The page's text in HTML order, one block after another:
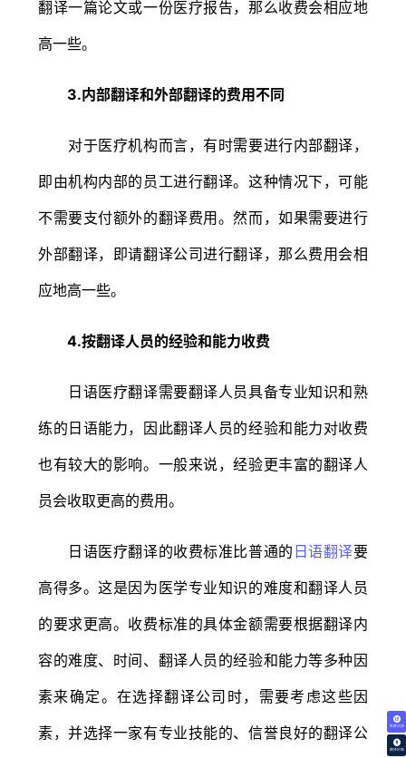
免费试译
翻译价格
翻译一篇论文或一份医疗报告，那么收费会相应地
高一些。
3.内部翻译和外部翻译的费用不同
对于医疗机构而言，有时需要进行内部翻译，
即由机构内部的员工进行翻译。这种情况下，可能
不需要支付额外的翻译费用。然而，如果需要进行
外部翻译，即请翻译公司进行翻译，那么费用会相
应地高一些。
4.按翻译人员的经验和能力收费
日语医疗翻译需要翻译人员具备专业知识和熟
练的日语能力，因此翻译人员的经验和能力对收费
也有较大的影响。一般来说，经验更丰富的翻译人
员会收取更高的费用。
日语医疗翻译的收费标准比普通的 日语翻译要
高得多。这是因为医学专业知识的难度和翻译人员
的要求更高。收费标准的具体金额需要根据翻译内
容的难度、时间、翻译人员的经验和能力等多种因
素来确定。在选择翻译公司时，需要考虑这些因
素，并选择一家有专业技能的、信誉良好的翻译公